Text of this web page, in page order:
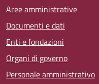
Aree amministrative
Documenti e dati
Enti e fondazioni
Organi di governo
Personale amministrativo